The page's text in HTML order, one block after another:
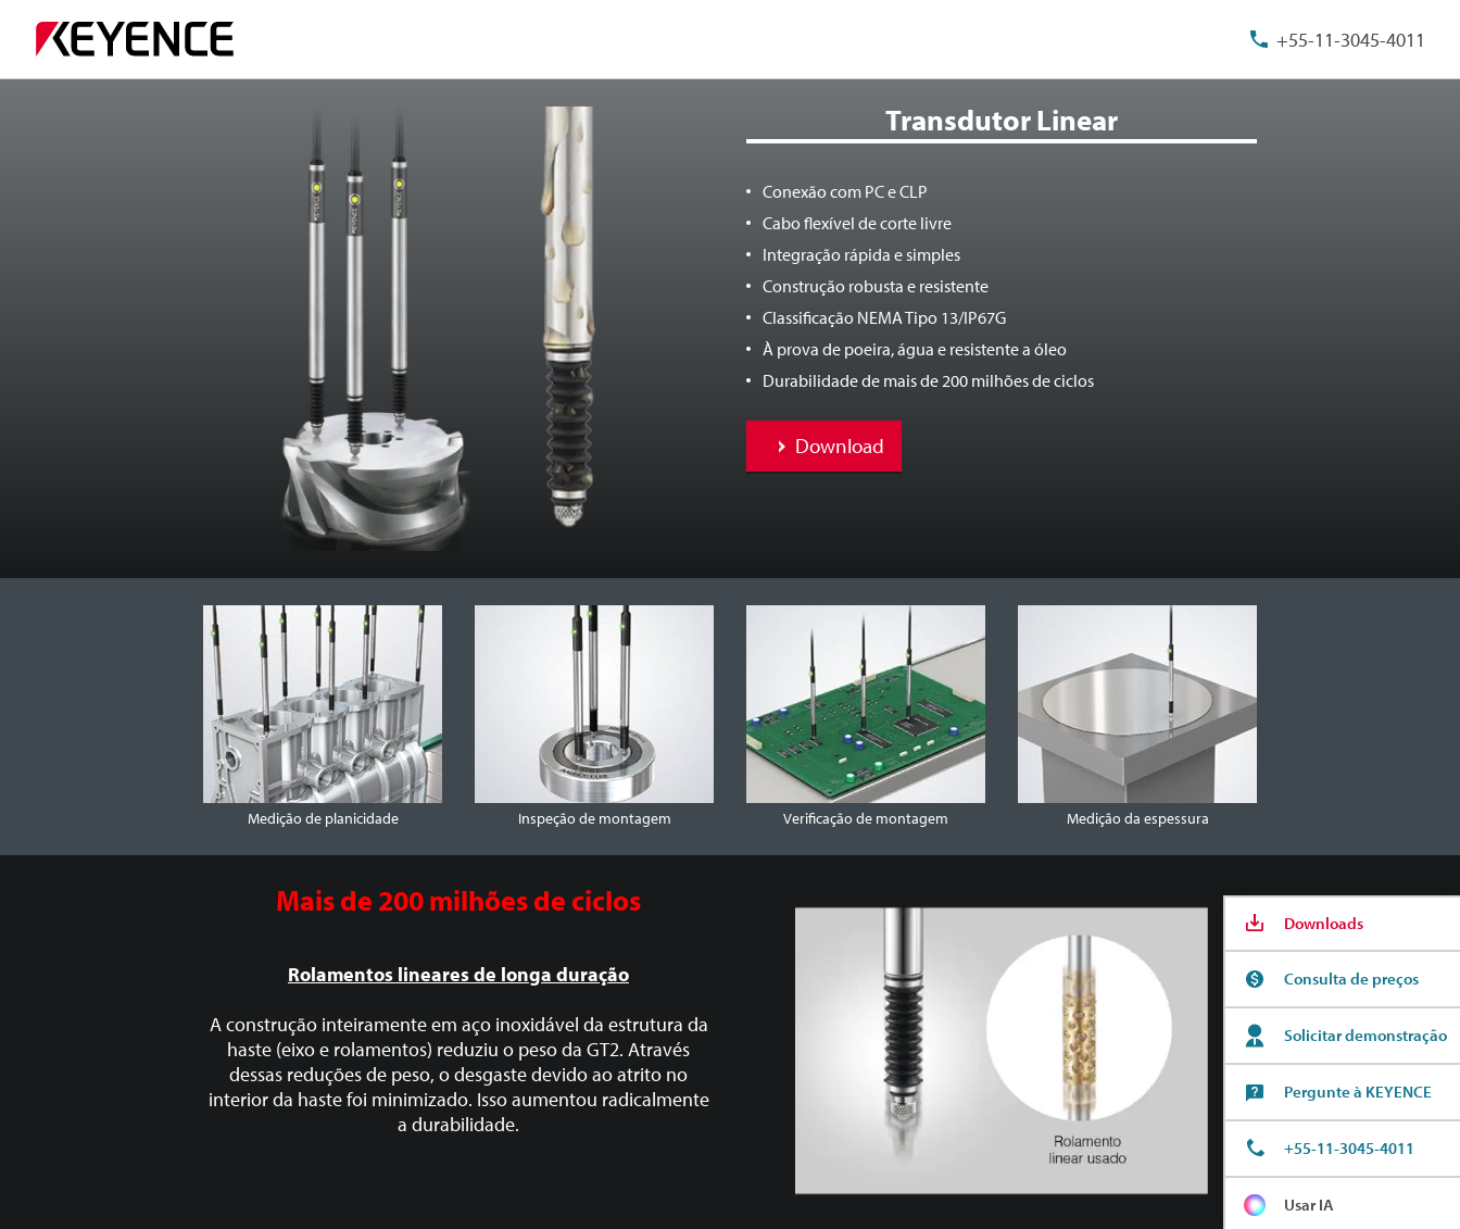
+55-11-3045-4011
Transdutor Linear
Conexão com PC e CLP
Cabo flexível de corte livre
Integração rápida e simples
Construção robusta e resistente
Classificação NEMA Tipo 13/IP67G
À prova de poeira, água e resistente a óleo
Durabilidade de mais de 200 milhões de ciclos
Download
Medição de planicidade Inspeção de montagem Verificação de montagem Medição da espessura
Mais de 200 milhões de ciclos
Rolamentos lineares de longa duração
A construção inteiramente em aço inoxidável da estrutura da
haste (eixo e rolamentos) reduziu o peso da GT2. Através
dessas reduçõesde peso, o desgaste devido ao atrito no
interior da haste foi minimizado. Isso aumentou radicalmente
a durabilidade.
Downloads
Consulta de preços
Solicitar demonstração
Pergunte à KEYENCE
+55-11-3045-4011
Usar IA